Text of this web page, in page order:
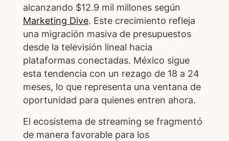
alcanzando $12.9 mil millones según
Marketing Dive. Este crecimiento refleja
una migración masiva de presupuestos
desde la televisión lineal hacia
plataformas conectadas. México sigue
esta tendencia con un rezago de 18 a 24
meses, lo que representa una ventana de
oportunidad para quienes entren ahora.
El ecosistema de streaming se fragmentó
de manera favorable para los